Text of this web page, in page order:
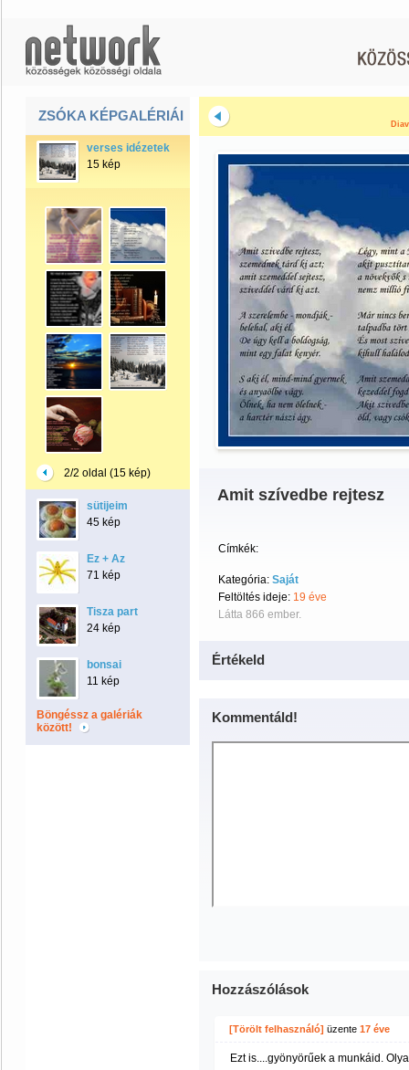
ZSÓKA KÉPGALÉRIÁI
verses idézetek
15 kép
2/2 oldal (15 kép)
sütijeim
45 kép
Ez + Az
71 kép
Tisza part
24 kép
bonsai
11 kép
Böngéssz a galériák
között!
Amit szívedbe rejtesz
Címkék:
Kategória: Saját
Feltöltés ideje: 19 éve
Látta 866 ember.
Értékeld
Kommentáld!
Hozzászólások
[Törölt felhasználó] üzente 17 éve
Ezt is....gyönyörűek a munkáid.